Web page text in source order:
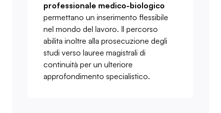
professionale medico-biologico
permettano un inserimento flessibile
nel mondo del lavoro. Il percorso
abilita inoltre alla prosecuzione degli
studi verso lauree magistrali di
continuità per un ulteriore
approfondimento specialistico.